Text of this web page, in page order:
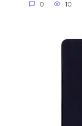
0 10